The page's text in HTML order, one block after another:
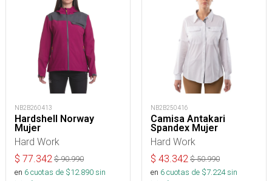
NB2B260413
Hardshell Norway
Mujer
Hard Work
$ 77.342 $90.990
en 6cuotas de $12.890sin
NB2B250416
Camisa Antakari
Spandex Mujer
Hard Work
$ 43.342 $50.990
en 6cuotas de $7.224sin